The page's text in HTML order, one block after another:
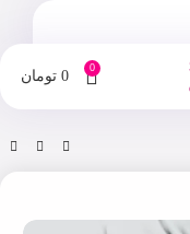
0
0 تومان
مژه مصنوعی و چسب مژه